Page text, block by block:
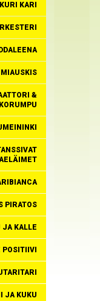
KARI
MIAUSKIS
&
PIRATOS
JA KALLE
POSITIIVI
JA KUKU